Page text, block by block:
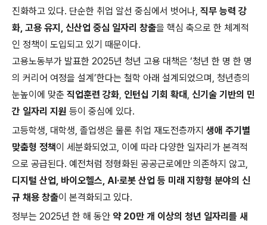
진화하고 있다. 단순한 취업 알선 중심에서 벗어나, 직무 능력 강
화, 고용 유지, 신산업 중심 일자리 창출을 핵심 축으로 한 체계적
인 정책이 도입되고 있기 때문이다.
고용노동부가 발표한 2025년 청년 고용 대책은 ‘청년 한 명 한 명
의 커리어 여정을 설계’한다는 철학 아래 설계되었으며, 청년층의
눈높이에 맞춘 직업훈련 강화, 인턴십 기회 확대 , 신기술 기반의 민
간 일자리 지원 등이 중심에 있다.
고등학생, 대학생, 졸업생은 물론 취업 재도전층까지 생애 주기별
맞춤형 정책이 세분화되었고, 이에 따라 다양한 일자리가 본격적
으로 공급된다. 예전처럼 정형화된 공공근로에만 의존하지 않고,
디지털 산업, 바이오헬스, AI·로봇 산업 등 미래 지향형 분야의 신
규 채용 창출이 본격화되고 있다.
정부는 2025년 한 해 동안 약 20만 개 이상의 청년 일자리를 새